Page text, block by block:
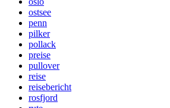
ostsee
penn
pilker
pollack
preise
pullover
reise
reisebericht
rosfjord